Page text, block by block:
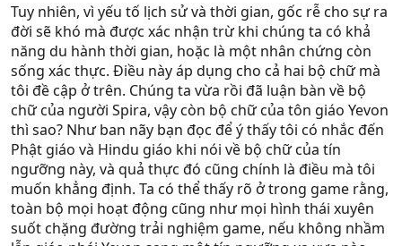
Tuy nhiên, vì yếu tố lịch sử và thời gian, gốc rễ cho sự ra
đời sẽ khó mà được xác nhận trừ khi chúng ta có khả
năng du hành thời gian, hoặc là một nhân chứng còn
sống xác thực. Điều này áp dụng cho cả hai bộ chữ mà
tôi đề cập ở trên. Chúng ta vừa rồi đã luận bàn về bộ
chữ của người Spira, vậy còn bộ chữ của tôn giáo Yevon
thì sao? Như ban nãy bạn đọc để ý thấy tôi có nhắc đến
Phật giáo và Hindu giáo khi nói về bộ chữ của tín
ngưỡng này, và quả thực đó cũng chính là điều mà tôi
muốn khẳng định. Ta có thể thấy rõ ở trong game rằng,
toàn bộ mọi hoạt động cũng như mọi hình thái xuyên
suốt chặng đường trải nghiệm game, nếu không nhầm